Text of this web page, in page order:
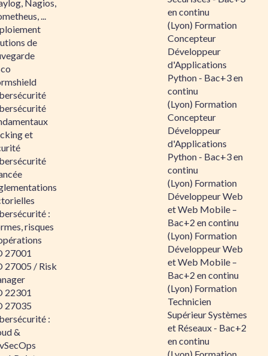
Nagios,
...
de
et
:
risques
27001
27005 / Risk
22301
27035
:
&
en continu
(Lyon) Formation
Concepteur
Développeur
d'Applications
Python - Bac+3 en
continu
(Lyon) Formation
Concepteur
Développeur
d'Applications
Python - Bac+3 en
continu
(Lyon) Formation
Développeur Web
et Web Mobile –
Bac+2 en continu
(Lyon) Formation
Développeur Web
et Web Mobile –
Bac+2 en continu
(Lyon) Formation
Technicien
Supérieur Systèmes
et Réseaux - Bac+2
en continu